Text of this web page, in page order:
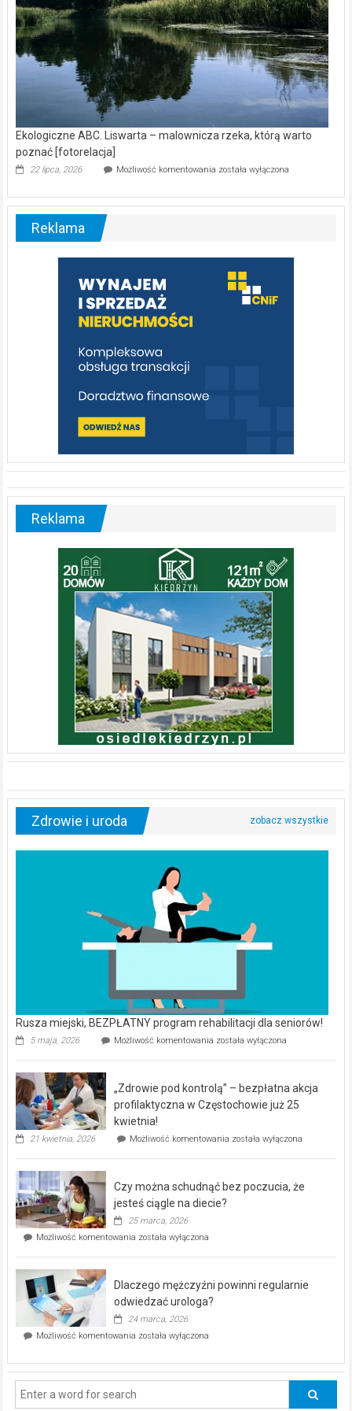
Ekologiczne ABC. Liswarta – malownicza rzeka, którą warto
poznać [fotorelacja]
22 lipca, 2026 Możliwość komentowania Ekologiczne
–
warto
poznać
[fotorelacja]
została wyłączona
Reklama
Reklama
Zdrowie i uroda
Rusza miejski, BEZPŁATNY program rehabilitacji dla seniorów!
5 maja, 2026 Możliwość komentowania Rusza
rehabilitacji
dla
została wyłączona
„Zdrowie pod kontrolą” – bezpłatna akcja
profilaktyczna w Częstochowie już 25
kwietnia!
21 kwietnia, 2026 Możliwość komentowania „Zdrowie
bezpłatna
została wyłączona
Czy można schudnąć bez poczucia, że
jesteś ciągle na diecie?
25 marca, 2026
Możliwość komentowania Czy
poczucia,
że
ciągle
na
została wyłączona
Dlaczego mężczyźni powinni regularnie
odwiedzać urologa?
24 marca, 2026
Możliwość komentowania Dlaczego
regularnie
została wyłączona